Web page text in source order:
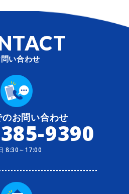
い合わせ
お問い合わせ
9390
8:30～17:00